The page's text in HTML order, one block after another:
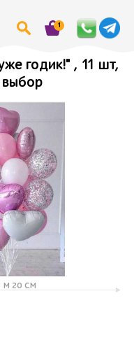
1
годик!" , 11 шт,
М 20 СМ